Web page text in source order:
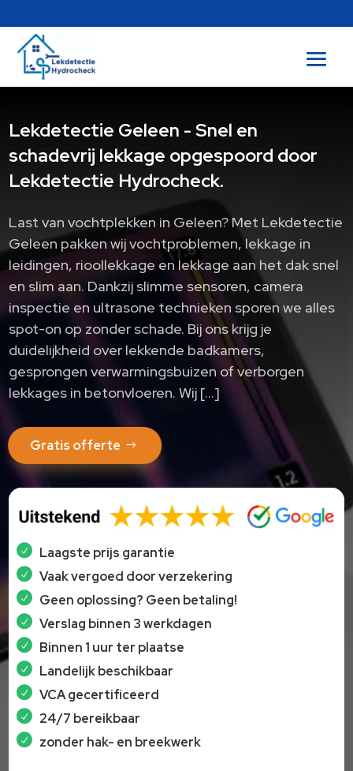
Lekdetectie Geleen - Snel en
schadevrij lekkage opgespoord door
Lekdetectie Hydrocheck.
Last van vochtplekken in Geleen? Met Lekdetectie
Geleen pakken wij vochtproblemen, lekkage in
leidingen, rioollekkage en lekkage aan het dak snel
en slim aan. Dankzij slimme sensoren, camera
inspectie en ultrasone technieken sporen we alles
spot-on op zonder schade. Bij ons krijg je
duidelijkheid over lekkende badkamers,
gesprongen verwarmingsbuizen of verborgen
lekkages in betonvloeren. Wij […]
Gratis offerte
Laagste prijs garantie
Vaak vergoed door verzekering
Geen oplossing? Geen betaling!
Verslag binnen 3 werkdagen
Binnen 1 uur ter plaatse
Landelijk beschikbaar
VCA gecertificeerd
24/7 bereikbaar
zonder hak- en breekwerk